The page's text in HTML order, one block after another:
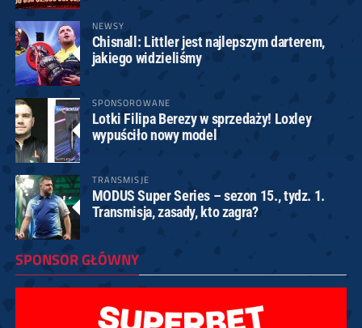
NEWSY
Chisnall: Littler jest najlepszym darterem,
jakiego widzieliśmy
SPONSOROWANE
Lotki Filipa Berezy w sprzedaży! Loxley
wypuściło nowy model
TRANSMISJE
MODUS Super Series – sezon 15., tydz. 1.
Transmisja, zasady, kto zagra?
SPONSOR GŁÓWNY